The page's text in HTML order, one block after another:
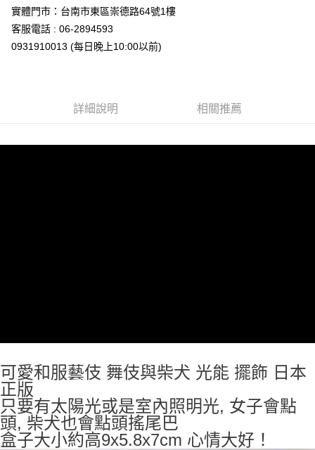
台新國際商業銀行
中國信託商業銀行
台灣樂天信用卡公司
Google Pay
ATM付款
付款後全家取貨
實體門市：台南市東區崇德路64號1樓
客服電話 : 06-2894593
0931910013 (每日晚上10:00以前)
詳細說明 相關推薦
可愛和服藝伎 舞伎與柴犬 光能 擺飾 日本
正版
只要有太陽光或是室內照明光, 女子會點
頭, 柴犬也會點頭搖尾巴
盒子大小約高9x5.8x7cm 心情大好！